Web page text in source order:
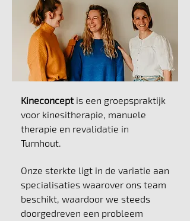
Kineconceptis een groepspraktijk
voor kinesitherapie, manuele
therapie en revalidatie in
Turnhout.
Onze sterkte ligt in de variatie aan
specialisaties waarover ons team
beschikt, waardoor we steeds
doorgedreven een probleem